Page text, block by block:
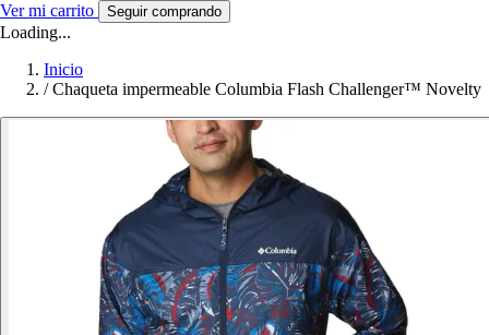
Ver mi carrito Seguir comprando
Loading...
Inicio
/ Chaqueta impermeable Columbia Flash Challenger™ Novelty